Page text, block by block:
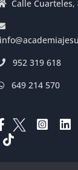
Calle Cuarteles,
952 319 618
649 214 570